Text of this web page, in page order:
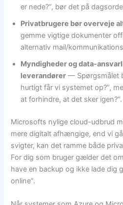
er nede?”, bør det på
Privatbrugere bør overveje
gemme vigtige dokumenter
alternativ mail/
Myndigheder og data-
leverandører — Spørgsmålet
hurtigt får vi systemet op?”,
at forhindre, at det sker igen?”.
Microsofts nylige cloud-udbrud
mere digitalt afhængige, end vi
svigter, kan det ramme både
For dig som bruger gælder det
have en backup og ikke lade dig
online”.